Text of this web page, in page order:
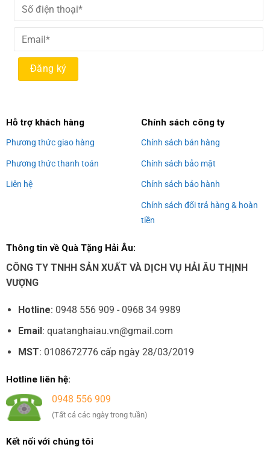
Hỗ trợ khách hàng
Phương thức giao hàng
Phương thức thanh toán
Liên hệ
Chính sách công ty
Chính sách bán hàng
Chính sách bảo mật
Chính sách bảo hành
Chính sách đổi trả hàng & hoàn
tiền
Thông tin về Quà Tặng Hải Âu:
CÔNG TY TNHH SẢN XUẤT VÀ DỊCH VỤ HẢI ÂU THỊNH
VƯỢNG
Hotline: 0948 556 909 - 0968 34 9989
Email: quatanghaiau.vn@gmail.com
MST: 0108672776 cấp ngày 28/03/2019
Hotline liên hệ:
0948 556 909
(Tất cả các ngày trong tuần)
Kết nối với chúng tôi